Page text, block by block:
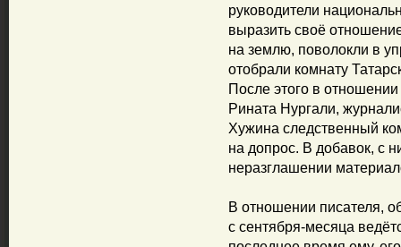
руководители
выразить своё
на землю, поволокли в
отобрали комнату
После этого в
Рината Нургали,
Хужина следственный
на допрос. В добавок, с
неразглашении
В отношении писателя,
с сентября-месяца